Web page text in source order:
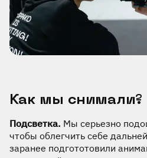
Как мы снимали?
Подсветка. Мы серьезно
чтобы облегчить себе
заранее подгототовили